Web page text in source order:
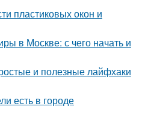
пластиковых окон и
в Москве: с чего начать и
и полезные лайфхаки
есть в городе